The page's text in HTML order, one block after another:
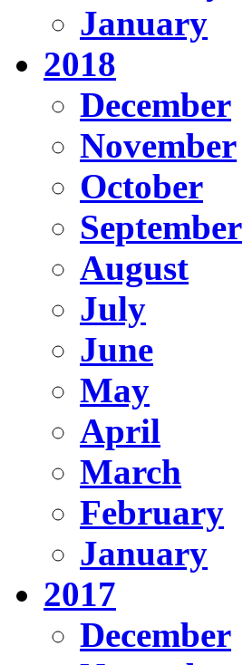
January
2018
December
November
October
September
August
July
June
May
April
March
February
January
2017
December